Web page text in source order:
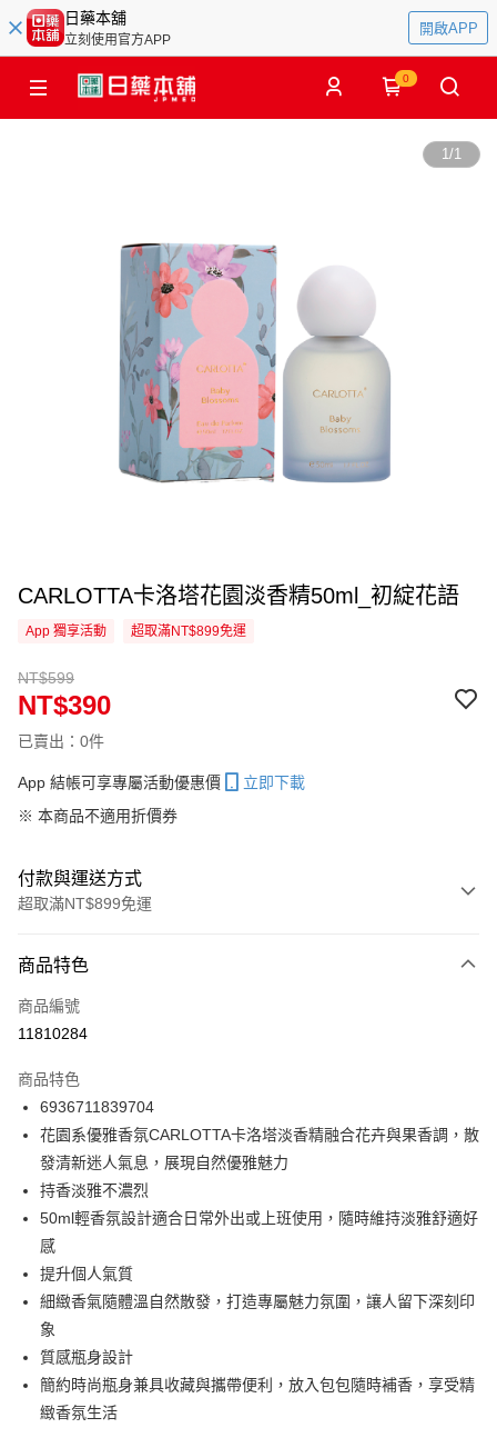
日藥本舖
立刻使用官方APP
開啟APP
0
1/1
CARLOTTA卡洛塔花園淡香精50ml_初綻花語
App 獨享活動 超取滿NT$899免運
NT$599
NT$390
已賣出：0件
App 結帳可享專屬活動優惠價
立即下載
※ 本商品不適用折價券
付款與運送方式
超取滿NT$899免運
信用卡一次付款
信用卡分期付款
合作金庫商業銀行
華南商業銀行
上海商業儲蓄銀行
台北富邦商業銀行
國泰世華商業銀行
兆豐國際商業銀行
臺灣中小企業銀行
匯豐（台灣）商業銀行
華泰商業銀行
聯邦商業銀行
遠東國際商業銀行
元大商業銀行
玉山商業銀行
台新國際商業銀行
中國信託商業銀行
台灣樂天信用卡公司
LINE Pay
Apple Pay
街口支付
Google Pay
大哥付你分期
相關說明
商品特色
商品編號
11810284
商品特色
6936711839704
花園系優雅香氛CARLOTTA卡洛塔淡香精融合花卉與果香調，散
發清新迷人氣息，展現自然優雅魅力
持香淡雅不濃烈
50ml輕香氛設計適合日常外出或上班使用，隨時維持淡雅舒適好
感
提升個人氣質
細緻香氣隨體溫自然散發，打造專屬魅力氛圍，讓人留下深刻印
象
質感瓶身設計
簡約時尚瓶身兼具收藏與攜帶便利，放入包包隨時補香，享受精
緻香氛生活